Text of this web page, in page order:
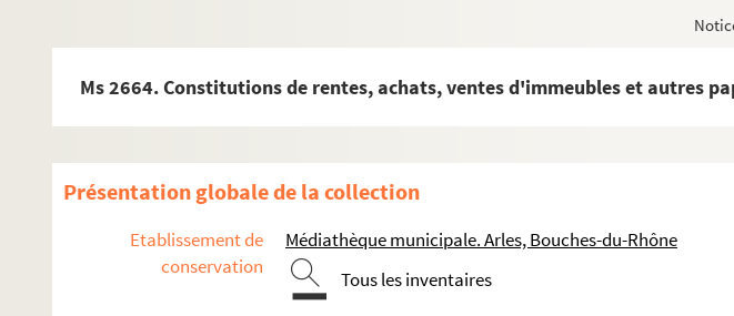
Ms 2664. Constitutions de rentes, achats, ventes d'immeubles et autres
Présentation globale de la collection
Etablissement de
conservation
Médiathèque municipale. Arles, Bouches-du-Rhône
Tous les inventaires
Papiers personnels